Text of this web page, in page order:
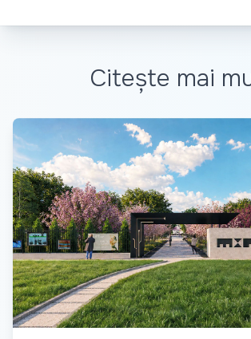
Citește mai